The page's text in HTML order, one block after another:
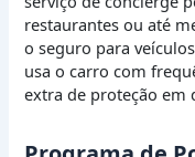
restaurantes ou até
o seguro para
usa o carro com
extra de proteção em